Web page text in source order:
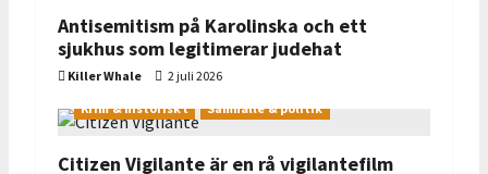
Antisemitism på Karolinska och ett
sjukhus som legitimerar judehat
Killer Whale
2 juli 2026
Krim & historiskt
Samhälle & politik
Citizen Vigilante är en rå vigilantefilm